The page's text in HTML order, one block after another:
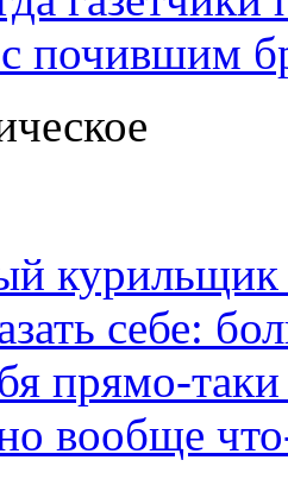
почившим
курильщик
себе:
прямо-
вообще